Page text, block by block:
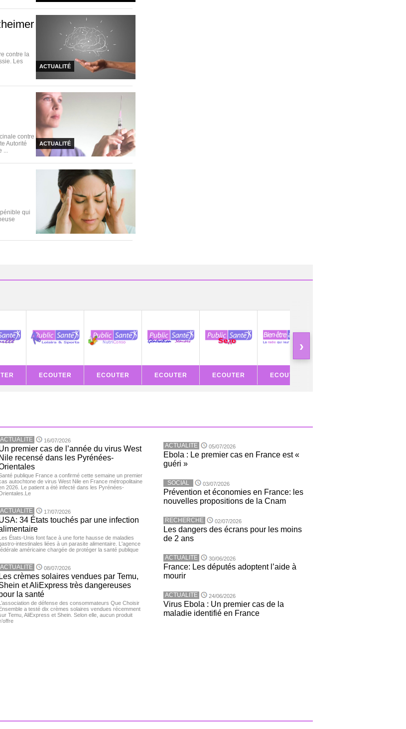
ACTUALITÉ
contre la
Les
ACTUALITÉ
contre
Autorité
...
qui
›
ECOUTER ECOUTER ECOUTER ECOUTER ECOUTER
ACTUALITE 16/07/2026
premier cas de l’année du virus West
Nile recensé dans les Pyrénées-
publique France a confirmé cette semaine un premier
autochtone de virus West Nile en France métropolitaine
2026. Le patient a été infecté dans les Pyrénées-
ACTUALITE 17/07/2026
34 États touchés par une infection
États-Unis font face à une forte hausse de maladies
intestinales liées à un parasite alimentaire. L'agence
américaine chargée de protéger la santé publique
ACTUALITE 08/07/2026
Les crèmes solaires vendues par Temu,
et AliExpress très dangereuses
la santé
de défense des consommateurs Que Choisir
a testé dix crèmes solaires vendues récemment
Temu, AliExpress et Shein. Selon elle, aucun produit
ACTUALITE 05/07/2026
Ebola : Le premier cas en France est «
guéri »
SOCIAL 03/07/2026
Prévention et économies en France: les
nouvelles propositions de la Cnam
RECHERCHE 02/07/2026
Les dangers des écrans pour les moins
de 2 ans
ACTUALITE 30/06/2026
France: Les députés adoptent l’aide à
mourir
ACTUALITE 24/06/2026
Virus Ebola : Un premier cas de la
maladie identifié en France